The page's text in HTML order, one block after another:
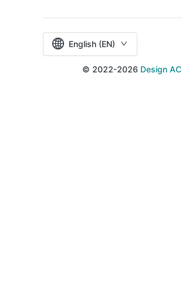
English (EN)
© 2022-2026 Design AC